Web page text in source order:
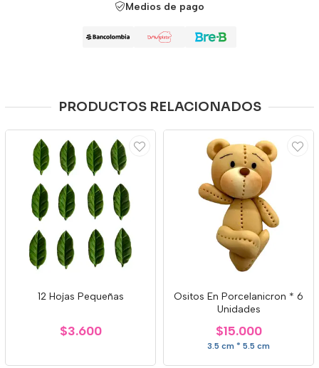
Medios de pago
PRODUCTOS RELACIONADOS
12 Hojas Pequeñas
$3.600
Ositos En Porcelanicron * 6
Unidades
$15.000
3.5 cm * 5.5 cm